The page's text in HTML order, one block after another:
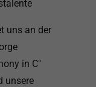
uns an der
in C"
unsere